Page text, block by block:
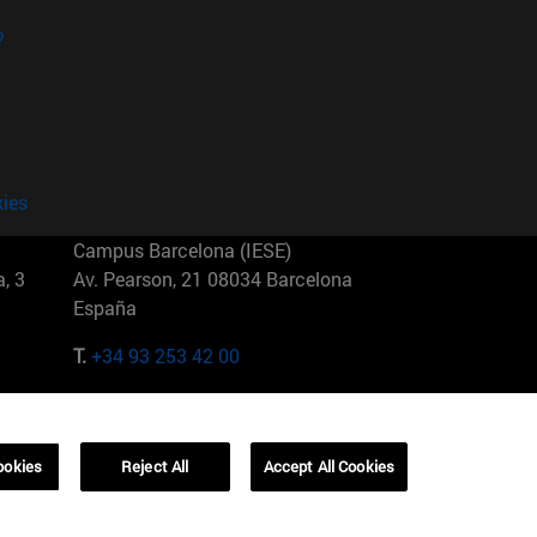
3
Campus Barcelona (IESE)
Av. Pearson, 21 08034 Barcelona
España
T.+34 93 253 42 00
01321001 Bela Vista Brasil
Reject All Accept All Cookies